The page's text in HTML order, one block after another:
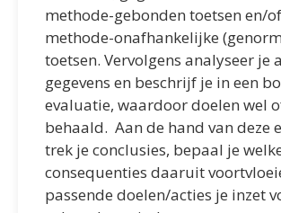
methode-gebonden toetsen en/
methode-onafhankelijke
toetsen. Vervolgens analyseer je
gegevens en beschrijf je in een
evaluatie, waardoor doelen wel
behaald. Aan de hand van deze
trek je conclusies, bepaal je
consequenties daaruit
passende doelen/acties je inzet